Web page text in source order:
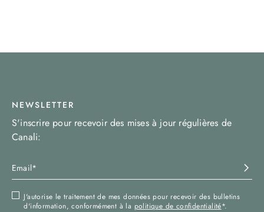
NEWSLETTER
S'inscrire pour recevoir des mises à jour régulières de
Canali:
J'autorise le traitement de mes données pour recevoir des bulletins
d'information, conformément à la politique de confidentialité*.